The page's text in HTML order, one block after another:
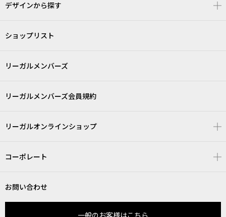
デザインから探す
ショップリスト
リーガルメンバーズ
リーガルメンバーズ会員規約
リーガルオンラインショップ
コーポレート
お問い合わせ
一般のお客様はこちら